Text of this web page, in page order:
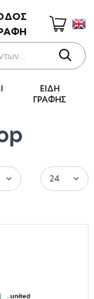
ΕΙΔΗ
ΓΡΑΦΗΣ